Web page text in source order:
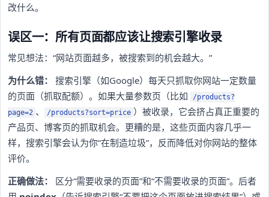
改什么。
误区一：所有页面都应该让搜索引擎收录
常见想法：“网站页面越多，被搜索到的机会越大。”
为什么错：
搜索引擎（如Google）每天只抓取你网站一定数量
的页面（抓取配额）。如果大量参数页（比如
/products?
page=2 、 /products?sort=price ）被收录，它会挤占真正重要的
产品页、博客页的抓取机会。更糟的是，这些页面内容几乎一
样，搜索引擎会认为你“在制造垃圾”，反而降低对你网站的整体
评价。
正确做法：
区分“需要收录的页面”和“不需要收录的页面”。后者